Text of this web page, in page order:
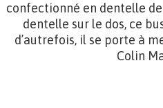
confectionné en dentelle
dentelle sur le dos, ce
d’autrefois, il se porte à
Colin